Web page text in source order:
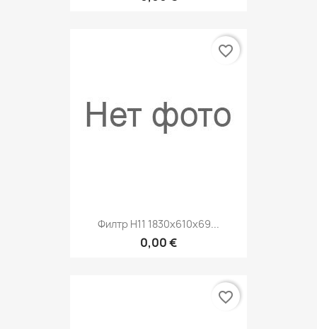
Филтр H11 1830x610x69...
0,00 €
favorite_border
favorite_border